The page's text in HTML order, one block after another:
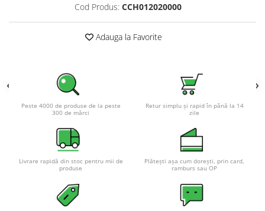
Cod Produs: CCH012020000
Adauga la Favorite
Peste 4000 de produse de la peste
300 de mărci
Retur simplu și rapid în până la 14
zile
Livrare rapidă din stoc pentru mii de
produse
Plătești așa cum dorești, prin card,
ramburs sau OP